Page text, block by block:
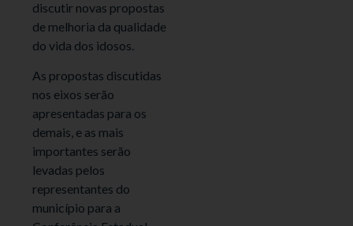
discutir novas propostas
de melhoria da qualidade
do vida dos idosos.
As propostas discutidas
nos eixos serão
apresentadas para os
demais, e as mais
importantes serão
levadas pelos
representantes do
município para a